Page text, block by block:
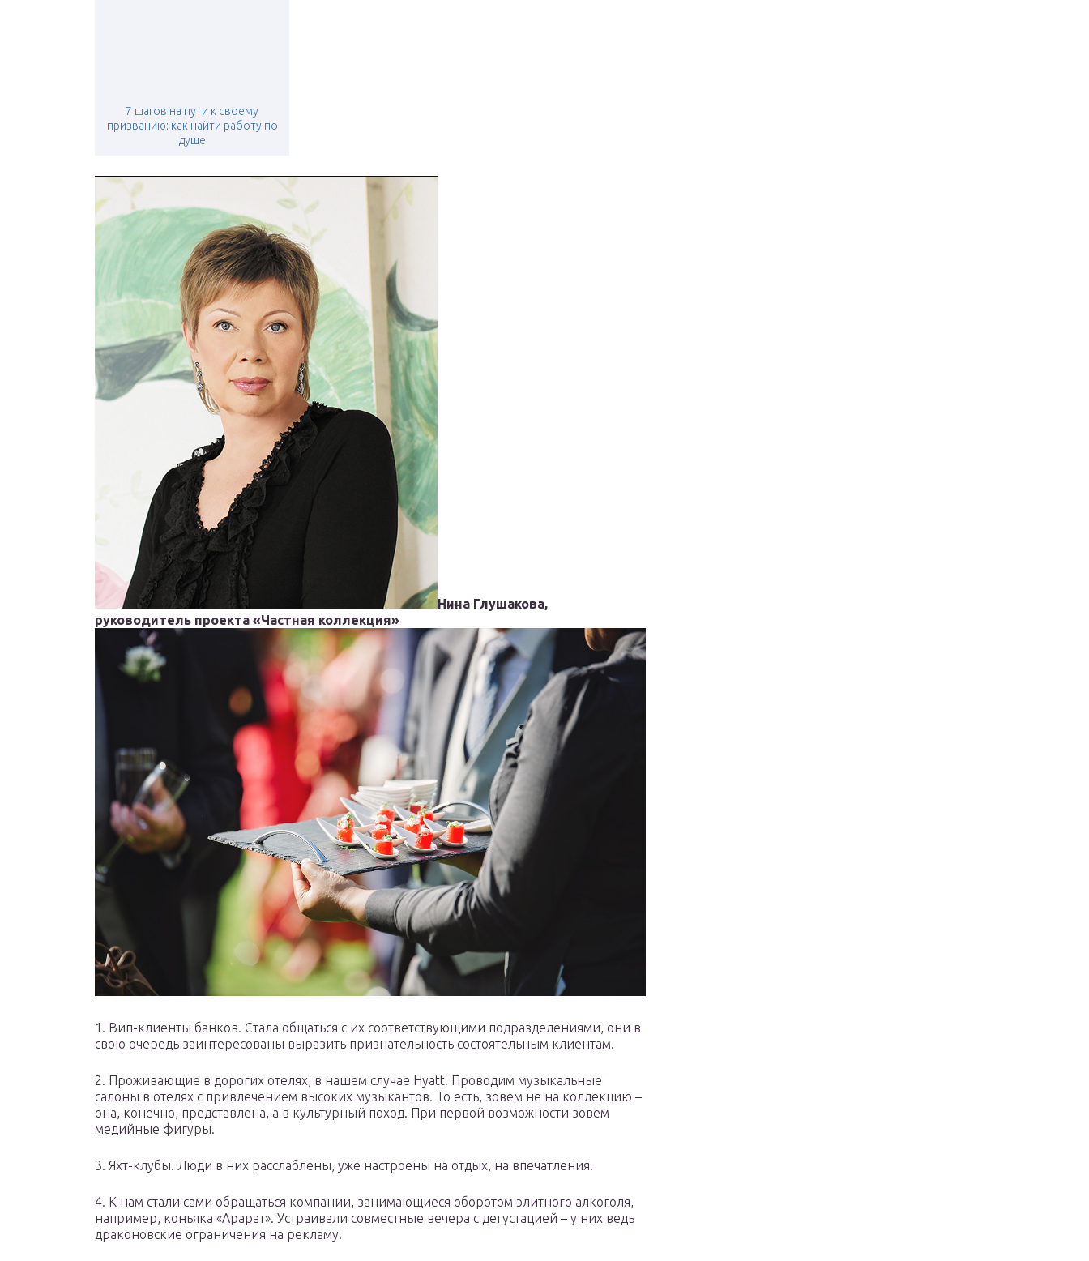
7 шагов на пути к своему
призванию: как найти работу по
душе
Нина Глушакова,
руководитель проекта «Частная коллекция»
1. Вип-клиенты банков. Стала общаться с их соответствующими подразделениями, они в
свою очередь заинтересованы выразить признательность состоятельным клиентам.
2. Проживающие в дорогих отелях, в нашем случае Hyatt. Проводим музыкальные
салоны в отелях с привлечением высоких музыкантов. То есть, зовем не на коллекцию –
она, конечно, представлена, а в культурный поход. При первой возможности зовем
медийные фигуры.
3. Яхт-клубы. Люди в них расслаблены, уже настроены на отдых, на впечатления.
4. К нам стали сами обращаться компании, занимающиеся оборотом элитного алкоголя,
например, коньяка «Арарат». Устраивали совместные вечера с дегустацией – у них ведь
драконовские ограничения на рекламу.